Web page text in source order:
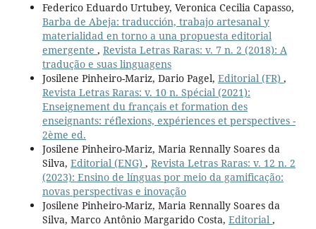
Federico Eduardo Urtubey, Veronica Cecilia Capasso,
Barba de Abeja: traducción, trabajo artesanal y
materialidad en torno a una propuesta editorial
emergente , Revista Letras Raras: v. 7 n. 2 (2018): A
tradução e suas linguagens
Josilene Pinheiro-Mariz, Dario Pagel, Editorial (FR) ,
Revista Letras Raras: v. 10 n. Spécial (2021):
Enseignement du français et formation des
enseignants: réflexions, expériences et perspectives -
2ème ed.
Josilene Pinheiro-Mariz, Maria Rennally Soares da
Silva, Editorial (ENG) , Revista Letras Raras: v. 12 n. 2
(2023): Ensino de línguas por meio da gamificação:
novas perspectivas e inovação
Josilene Pinheiro-Mariz, Maria Rennally Soares da
Silva, Marco Antônio Margarido Costa, Editorial ,